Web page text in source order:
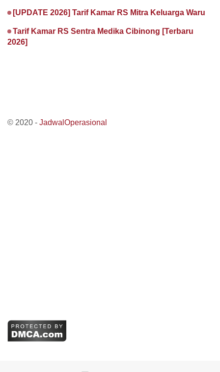
[UPDATE 2026] Tarif Kamar RS Mitra Keluarga Waru
Tarif Kamar RS Sentra Medika Cibinong [Terbaru
2026]
© 2020 - JadwalOperasional